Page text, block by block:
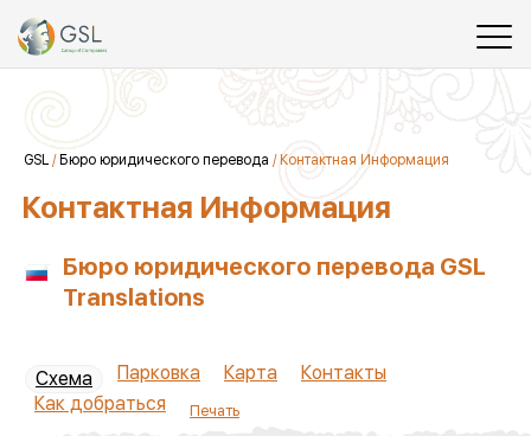
GSL / Бюро юридического перевода / Контактная Информация
Контактная Информация
Бюро юридического перевода GSL
Translations
Схема Парковка Карта
Контакты
Как добраться
Печать